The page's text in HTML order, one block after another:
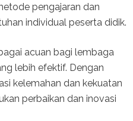
pengajaran dan
individual peserta didik.
acuan bagi lembaga
lebih efektif. Dengan
kelemahan dan kekuatan
perbaikan dan inovasi